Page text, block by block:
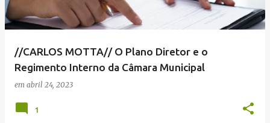
//CARLOS MOTTA// O Plano Diretor e o
Regimento Interno da Câmara Municipal
em abril 24, 2023
1